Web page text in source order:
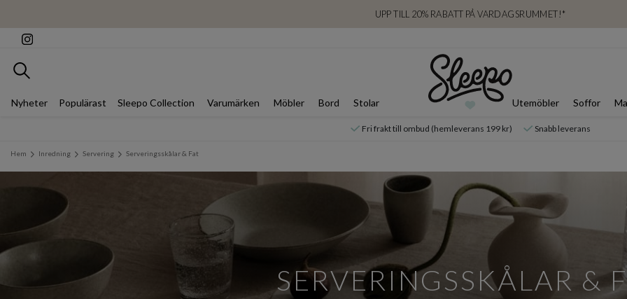
UPP TILL 20% RABATT PÅ VARDAGSRUMMET!*
Sök
Nyheter Populärast Sleepo Collection Varumärken Möbler Bord Stolar Utemöbler Soffor
Fri frakt till ombud (hemleverans 199 kr) Snabb leverans
Hem Inredning Servering Serveringsskålar & Fat
SERVERINGSSKÅLAR &